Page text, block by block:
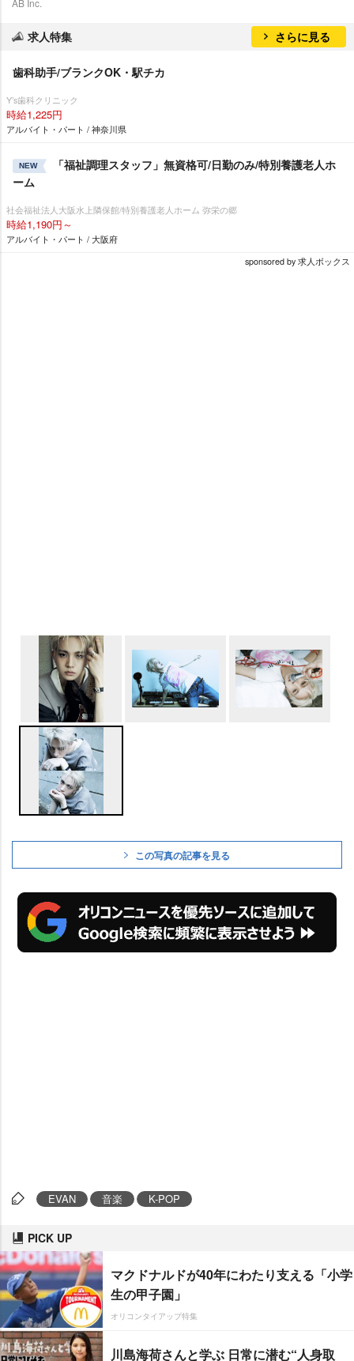
AB Inc.
求人特集 さらに見る
歯科助手/ブランクOK・駅チカ
Y’s歯科クリニック
時給1,225円
アルバイト・パート / 神奈川県
NEW
「福祉調理スタッフ」無資格可/日勤のみ/特別養護老人ホ
ーム
社会福祉法人大阪水上隣保館/特別養護老人ホーム 弥栄の郷
時給1,190円～
アルバイト・パート / 大阪府
sponsored by 求人ボックス
この写真の記事を見る
EVAN 音楽 K-POP
PICK UP
マクドナルドが40年にわたり支える「小学
生の甲子園」
オリコンタイアップ特集
川島海荷さんと学ぶ 日常に潜む“人身取